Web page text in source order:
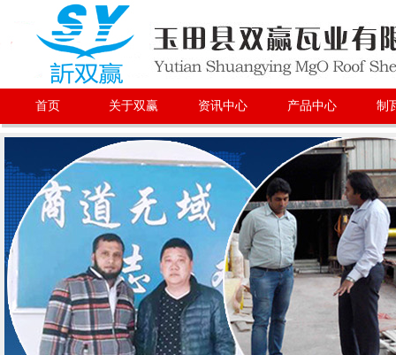
首页 关于双赢 资讯中心 产品中心 制